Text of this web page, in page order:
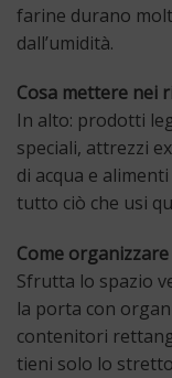
farine durano
dall’umidità.
Cosa mettere nei
In alto: prodotti
speciali, attrezzi
di acqua e
tutto ciò che usi
Come
Sfrutta lo spazio
la porta con
contenitori
tieni solo lo